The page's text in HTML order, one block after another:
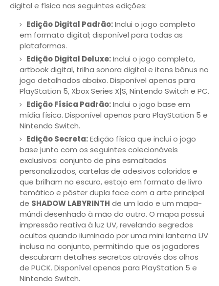
digital e física nas seguintes edições:
Edição Digital Padrão:Inclui o jogo completo
em formato digital; disponível para todas as
plataformas.
Edição Digital Deluxe:Inclui o jogo completo,
artbook digital, trilha sonora digital e itens bônus no
jogo detalhados abaixo. Disponível apenas para
PlayStation 5, Xbox Series X|S, Nintendo Switch e PC.
Edição Física Padrão:Inclui o jogo base em
mídia física. Disponível apenas para PlayStation 5 e
Nintendo Switch.
Edição Secreta:Edição física que inclui o jogo
base junto com os seguintes colecionáveis
exclusivos: conjunto de pins esmaltados
personalizados, cartelas de adesivos coloridos e
que brilham no escuro, estojo em formato de livro
temático e pôster dupla face com a arte principal
de SHADOW LABYRINTH de um lado e um mapa-
múndi desenhado à mão do outro. O mapa possui
impressão reativa à luz UV, revelando segredos
ocultos quando iluminado por uma mini lanterna UV
inclusa no conjunto, permitindo que os jogadores
descubram detalhes secretos através dos olhos
de PUCK. Disponível apenas para PlayStation 5 e
Nintendo Switch.